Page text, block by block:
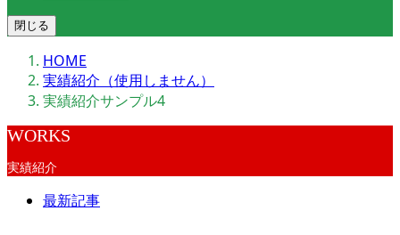
閉じる
HOME
実績紹介（使用しません）
実績紹介サンプル4
WORKS
実績紹介
最新記事